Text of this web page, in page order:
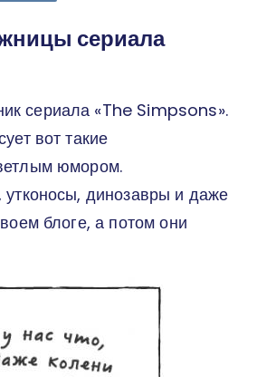
сериала
сериала «The Simpsons».
вот такие
юмором.
динозавры и даже
блоге, а потом они